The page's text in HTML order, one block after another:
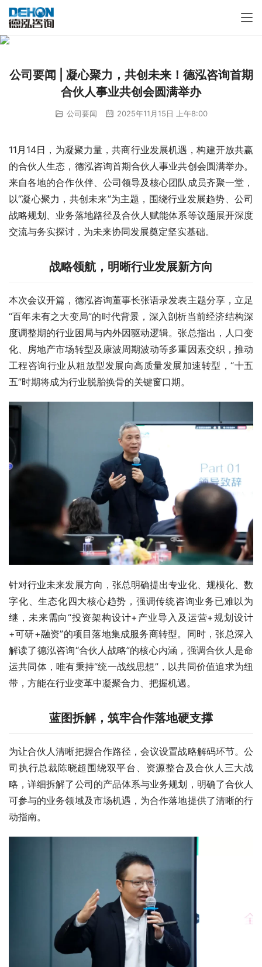
公司要闻 | 凝心聚力，共创未来！德泓咨询首期
合伙人事业共创会圆满举办
公司要闻 2025年11月15日 上午8:00
11月14日，为凝聚力量，共商行业发展机遇，构建开放共赢
的合伙人生态，德泓咨询首期合伙人事业共创会圆满举办。
来自各地的合作伙伴、公司领导及核心团队成员齐聚一堂，
以“凝心聚力，共创未来”为主题，围绕行业发展趋势、公司
战略规划、业务落地路径及合伙人赋能体系等议题展开深度
交流与务实探讨，为未来协同发展奠定坚实基础。
战略领航，明晰行业发展新方向
本次会议开篇，德泓咨询董事长张语录发表主题分享，立足
“百年未有之大变局”的时代背景，深入剖析当前经济结构深
度调整期的行业困局与内外因驱动逻辑。张总指出，人口变
化、房地产市场转型及康波周期波动等多重因素交织，推动
工程咨询行业从粗放型发展向高质量发展加速转型，“十五
五”时期将成为行业脱胎换骨的关键窗口期。
针对行业未来发展方向，张总明确提出专业化、规模化、数
字化、生态化四大核心趋势，强调传统咨询业务已难以为
继，未来需向“投资架构设计+产业导入及运营+规划设计
+可研+融资”的项目落地集成服务商转型。同时，张总深入
解读了德泓咨询“合伙人战略”的核心内涵，强调合伙人是命
运共同体，唯有秉持“统一战线思想”，以共同价值追求为纽
带，方能在行业变革中凝聚合力、把握机遇。
蓝图拆解，筑牢合作落地硬支撑
为让合伙人清晰把握合作路径，会议设置战略解码环节。公
司执行总裁陈晓超围绕双平台、资源整合及合伙人三大战
略，详细拆解了公司的产品体系与业务规划，明确了合伙人
可参与的业务领域及市场机遇，为合作落地提供了清晰的行
动指南。